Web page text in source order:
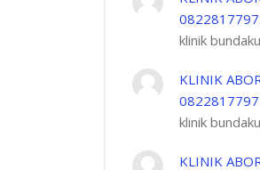
klinik
KLINIK
klinik
KLINIK